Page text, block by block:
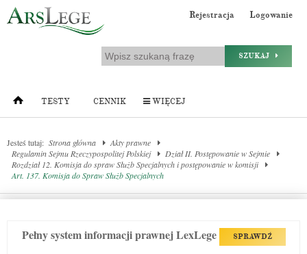
Rejestracja Logowanie
SZUKAJ
TESTY CENNIK WIĘCEJ
Jesteś tutaj: Strona główna
Akty prawne
Regulamin Sejmu Rzeczypospolitej Polskiej
Dział II. Postępowanie w Sejmie
Rozdział 12. Komisja do spraw Służb Specjalnych i postępowanie w komisji
Art. 137. Komisja do Spraw Służb Specjalnych
Pełny system informacji prawnej LexLege SPRAWDŹ